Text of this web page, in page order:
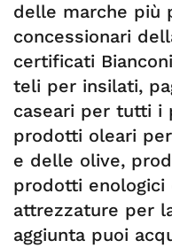
delle marche più
concessionari
certificati
teli per insilati,
caseari per tutti i
prodotti oleari
e delle olive,
prodotti enologici
attrezzature per
aggiunta puoi